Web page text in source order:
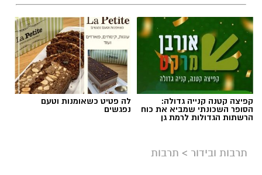
קפיצה קטנה קנייה גדולה:
הסופר השכונתי שמביא את כוח
הרשתות הגדולות לרמת גן
לה פטיט כשאומנות וטעם
נפגשים
תרבות ובידור > תרבות